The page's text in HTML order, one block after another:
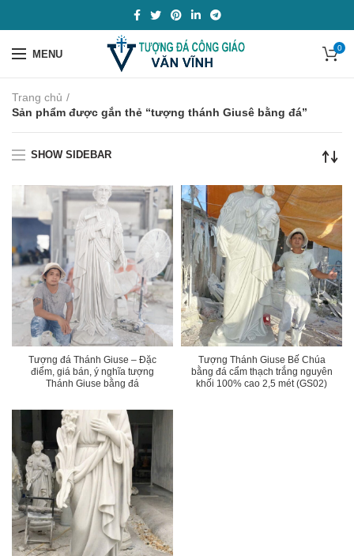
MENU 0
Trang chủ
Sản phẩm được gắn thẻ “tượng thánh Giusê bằng đá”
SHOW SIDEBAR
Tượng đá Thánh Giuse – Đặc
điểm, giá bán, ý nghĩa tượng
Thánh Giuse bằng đá
Tượng Thánh Giuse Bế Chúa
bằng đá cẩm thạch trắng nguyên
khối 100% cao 2,5 mét (GS02)